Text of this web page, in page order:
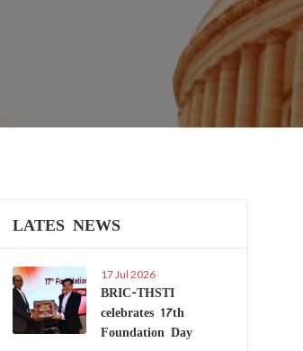
LATES NEWS
17 Jul 2026
BRIC-THSTI
celebrates 17th
Foundation Day